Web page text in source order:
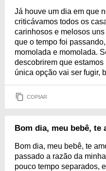
Já houve um dia em que
criticávamos todos os
carinhosos e melosos
que o tempo foi
momolada e momolada.
descobrirem que
única opção vai ser fugir,
COPIAR
Bom dia, meu bebê, te
Bom dia, meu bebê, te
passado a razão da
pouco tempo separados,